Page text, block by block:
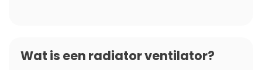
Wat is een radiator ventilator?